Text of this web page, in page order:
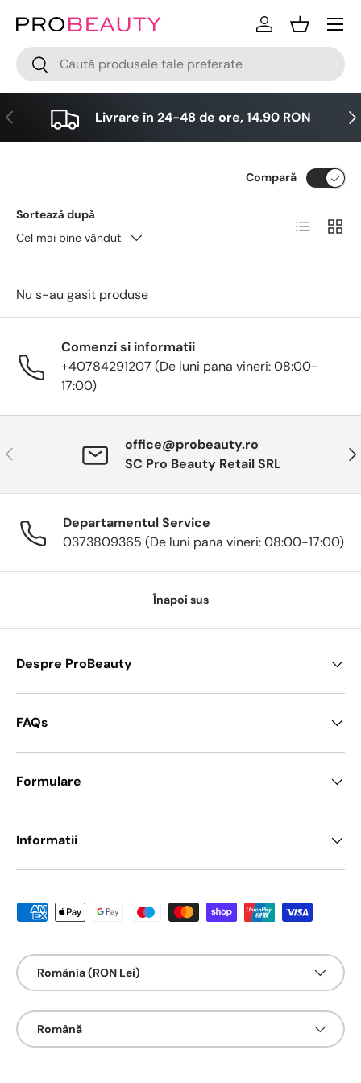
Sari la conținut
Cǎutare
Cǎutare
LogareCos
Meniu
Anterior Livrare în 24-48 de ore, 14.90 RON
Sorteazǎ dupǎ
Cel mai bine vândut
Compară
Lista Grid
Nu s-au gasit produse
Comenzi si informatii
+40784291207 (De luni pana vineri: 08:00-
17:00)
Anterior
office@probeauty.ro
SC Pro Beauty Retail SRL
Departamentul Service
0373809365 (De luni pana vineri: 08:00-17:00)
Înapoi sus
Despre ProBeauty
FAQs
Formulare
Informatii
Metode de platā acceptate
Țarǎ/Regiune
România (RON Lei)
Limbā
Română